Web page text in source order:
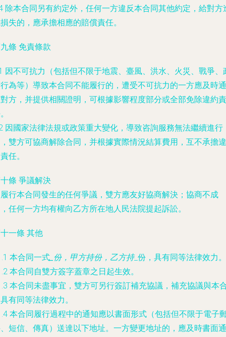
除本合同另有約定外，任何一方違反本合同其他約定，給對方
失的，應承擔相應的賠償責任。
條 免責條款
因不可抗力（包括但不限于地震、臺風、洪水、火災、戰爭、
為等）導致本合同不能履行的，遭受不可抗力的一方應及時通
方，并提供相關證明，可根據影響程度部分或全部免除違約責
因國家法律法規或政策重大變化，導致咨詢服務無法繼續進行
雙方可協商解除合同，并根據實際情況結算費用，互不承擔違
任。
條 爭議解決
行本合同發生的任何爭議，雙方應友好協商解決；協商不成
任何一方均有權向乙方所在地人民法院提起訴訟。
一條 其他
本合同一式 _份，甲方持份，乙方持_份，具有同等法律效力。
本合同自雙方簽字蓋章之日起生效。
本合同未盡事宜，雙方可另行簽訂補充協議，補充協議與本
有同等法律效力。
本合同履行過程中的通知應以書面形式（包括但不限于電子
短信、傳真）送達以下地址。一方變更地址的，應及時書面通